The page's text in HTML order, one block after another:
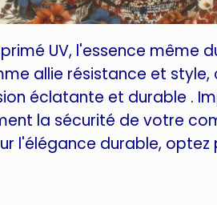
UV, l'essence même
allie résistance et
éclatante et durable .
la sécurité de votre
l'élégance durable, optez